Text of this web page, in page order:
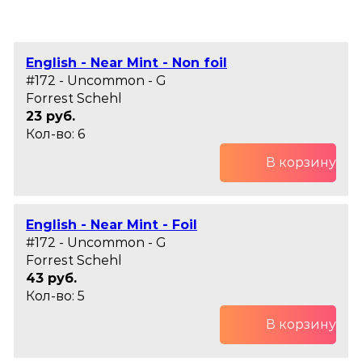
English - Near Mint - Non foil
#172 - Uncommon - G
Forrest Schehl
23 руб.
Кол-во: 6
В корзину
English - Near Mint - Foil
#172 - Uncommon - G
Forrest Schehl
43 руб.
Кол-во: 5
В корзину